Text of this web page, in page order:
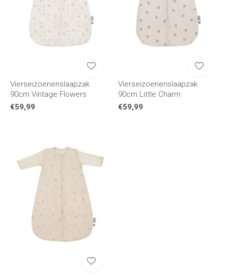
Vierseizoenenslaapzak
90cm Vintage Flowers
€59,99
Vierseizoenenslaapzak
90cm Little Charm
€59,99